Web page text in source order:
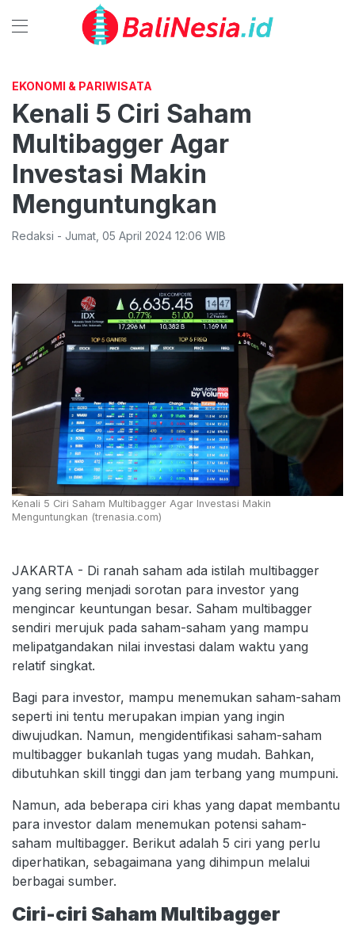
EKONOMI & PARIWISATA
Kenali 5 Ciri Saham
Multibagger Agar
Investasi Makin
Menguntungkan
Redaksi - Jumat 05 April 2024 12:06 WIB
Kenali 5 Ciri Saham Multibagger Agar Investasi Makin
Menguntungkan (trenasia.com)
JAKARTA - Di ranah saham ada istilah multibagger
yang sering menjadi sorotan para investor yang
mengincar keuntungan besar. Saham multibagger
sendiri merujuk pada saham-saham yang mampu
melipatgandakan nilai investasi dalam waktu yang
relatif singkat.
Bagi para investor, mampu menemukan saham-saham
seperti ini tentu merupakan impian yang ingin
diwujudkan. Namun, mengidentifikasi saham-saham
multibagger bukanlah tugas yang mudah. Bahkan,
dibutuhkan skill tinggi dan jam terbang yang mumpuni.
Namun, ada beberapa ciri khas yang dapat membantu
para investor dalam menemukan potensi saham-
saham multibagger. Berikut adalah 5 ciri yang perlu
diperhatikan, sebagaimana yang dihimpun melalui
berbagai sumber.
Ciri-ciri Saham Multibagger